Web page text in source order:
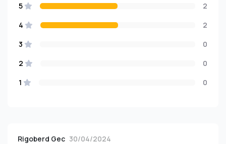
5
2
4
2
3
0
2
0
1
0
Rigoberd Gec 30/04/2024